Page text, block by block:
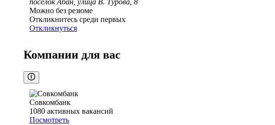
посёлок Абан, улица В. Турова, 8
Можно без резюме
Откликнитесь среди первых
Откликнуться
Компании для вас
Совкомбанк
1080 активных вакансий
Посмотреть